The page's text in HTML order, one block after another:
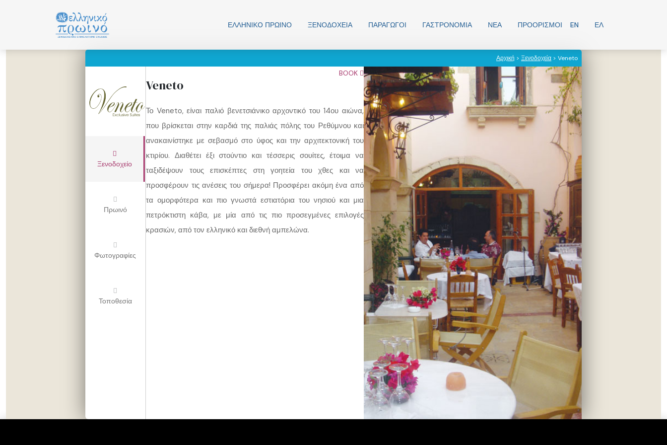
ΕΛΛΗΝΙΚO ΠΡΩΙΝΟ ΞΕΝΟΔΟΧΕΊΑ ΠΑΡΑΓΩΓΟΊ ΓΑΣΤΡΟΝΟΜΊΑ ΝΕΑ ΠΡΟΟΡΙΣΜΟΊ EN ΕΛ
Αρχική > Ξενοδοχεία > Veneto
Ξενοδοχείο
Πρωινό
Φωτογραφίες
Τοποθεσία
BOOK
Veneto
Το Veneto, είναι παλιό βενετσιάνικο αρχοντικό του 14ου αιώνα,
που βρίσκεται στην καρδιά της παλιάς πόλης του Ρεθύμνου και
ανακαινίστηκε με σεβασμό στο ύφος και την αρχιτεκτονική του
κτιρίου. Διαθέτει έξι στούντιο και τέσσερις σουίτες, έτοιμα να
ταξιδέψουν τους επισκέπτες στη γοητεία του χθες και να
προσφέρουν τις ανέσεις του σήμερα! Προσφέρει ακόμη ένα από
τα ομορφότερα και πιο γνωστά εστιατόρια του νησιού και μια
πετρόκτιστη κάβα, με μία από τις πιο προσεγμένες επιλογές
κρασιών, από τον ελληνικό και διεθνή αμπελώνα.